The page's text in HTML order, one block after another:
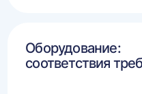
Оборудование:
соответствия